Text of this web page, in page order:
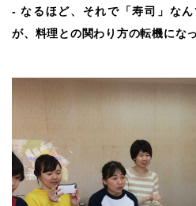
‐ なるほど、それで「寿司」な
が、料理との関わり方の転機にな